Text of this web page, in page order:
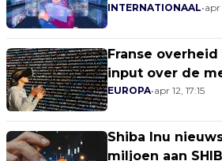
mede-oprichter
INTERNATIONAAL•apr
Franse
input over de
EUROPA•apr 12, 17:15
Shiba Inu
miljoen aan